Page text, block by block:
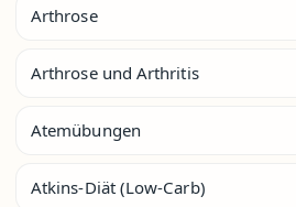
Arthrose
Arthrose und Arthritis
Atemübungen
Atkins-Diät (Low-Carb)